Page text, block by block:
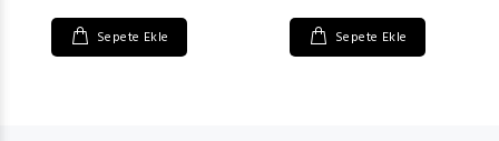
Sepete Ekle Sepete Ekle